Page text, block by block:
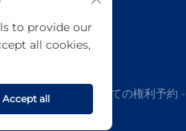
技術有限公司 すべての権利予約 -
to provide our
all cookies,
Accept all